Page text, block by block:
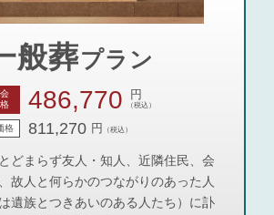
般葬プラン
486,770 円
（税込）
格 811,270 円 （税込）
どまらず友人・知人、近隣住民、会
故人と何らかのつながりのあった人
遺族とつきあいのある人たち）に訃